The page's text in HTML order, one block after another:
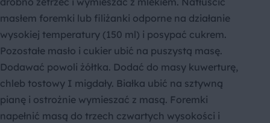
masłem foremki lub filiżanki odporne na działanie
wysokiej temperatury (150 ml) i posypać cukrem.
Pozostałe masło i cukier ubić na puszystą masę.
Dodawać powoli żółtka. Dodać do masy kuwerturę,
chleb tostowy I migdały. Białka ubić na sztywną
pianę i ostrożnie wymieszać z masą. Foremki
napełnić masą do trzech czwartych wysokości i